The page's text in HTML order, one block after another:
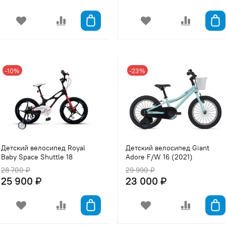
-10%
Детский велосипед Royal
Baby Space Shuttle 18
28 700 ₽
25 900 ₽
-23%
Детский велосипед Giant
Adore F/W 16 (2021)
29 990 ₽
23 000 ₽